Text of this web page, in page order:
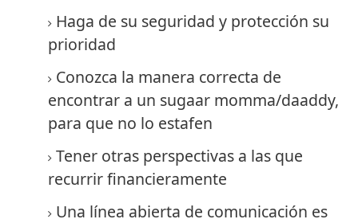
Haga de su seguridad y protección su
prioridad
Conozca la manera correcta de
encontrar a un sugaar momma/daaddy,
para que no lo estafen
Tener otras perspectivas a las que
recurrir financieramente
Una línea abierta de comunicación es